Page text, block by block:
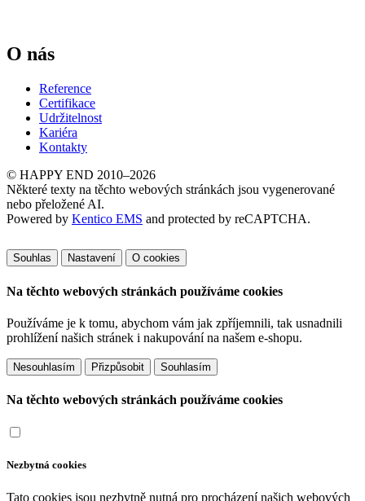
O nás
Reference
Certifikace
Udržitelnost
Kariéra
Kontakty
© HAPPY END 2010–2026
Některé texty na těchto webových stránkách jsou vygenerované
nebo přeložené AI.
Powered by Kentico EMS and protected by reCAPTCHA.
Souhlas Nastavení O cookies
Na těchto webových stránkách používáme cookies
Používáme je k tomu, abychom vám jak zpříjemnili, tak usnadnili
prohlížení našich stránek i nakupování na našem e-shopu.
Přizpůsobit
Na těchto webových stránkách používáme cookies
Nezbytná cookies
Tato cookies jsou nezbytně nutná pro procházení našich webových